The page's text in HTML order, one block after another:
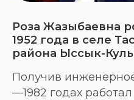
Роза Жазыбаевна
1952 года в селе
района Ыссык-
Получив
—1982 годах